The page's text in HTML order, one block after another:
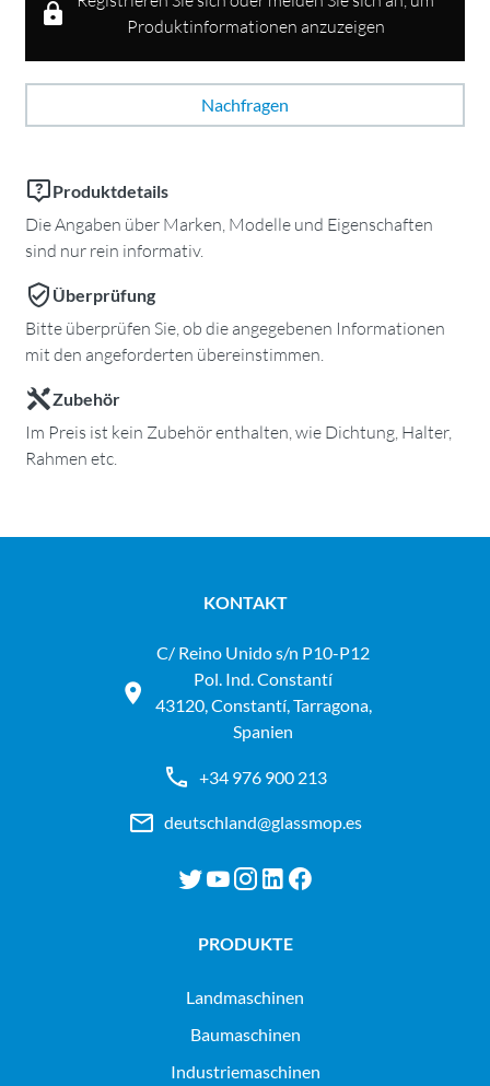
Produktinformationen anzuzeigen
Nachfragen
Produktdetails
Die Angaben über Marken, Modelle und Eigenschaften
sind nur rein informativ.
Überprüfung
Bitte überprüfen Sie, ob die angegebenen Informationen
mit den angeforderten übereinstimmen.
Zubehör
Im Preis ist kein Zubehör enthalten, wie Dichtung, Halter,
Rahmen etc.
KONTAKT
C/ Reino Unido s/n P10-P12
Pol. Ind. Constantí
43120, Constantí, Tarragona,
Spanien
+34 976 900 213
deutschland@glassmop.es
PRODUKTE
landmaschinen
baumaschinen
industriemaschinen